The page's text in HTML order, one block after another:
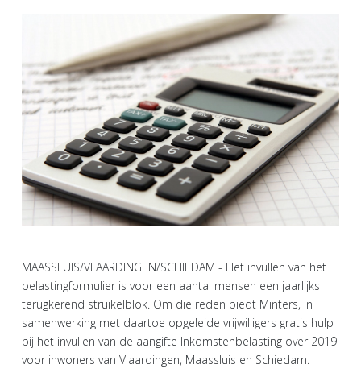
MAASSLUIS/VLAARDINGEN/SCHIEDAM - Het invullen van het
belastingformulier is voor een aantal mensen een jaarlijks
terugkerend struikelblok. Om die reden biedt Minters, in
samenwerking met daartoe opgeleide vrijwilligers gratis hulp
bij het invullen van de aangifte Inkomstenbelasting over 2019
voor inwoners van Vlaardingen, Maassluis en Schiedam.